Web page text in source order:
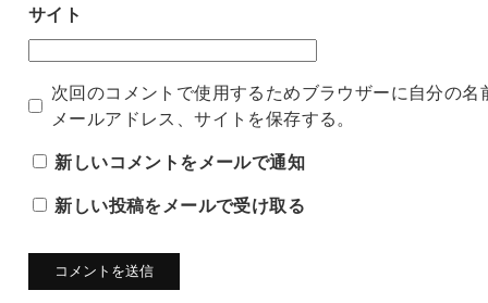
サイト
次回のコメントで使用するためブラウザーに自分の名
メールアドレス、サイトを保存する。
新しいコメントをメールで通知
新しい投稿をメールで受け取る